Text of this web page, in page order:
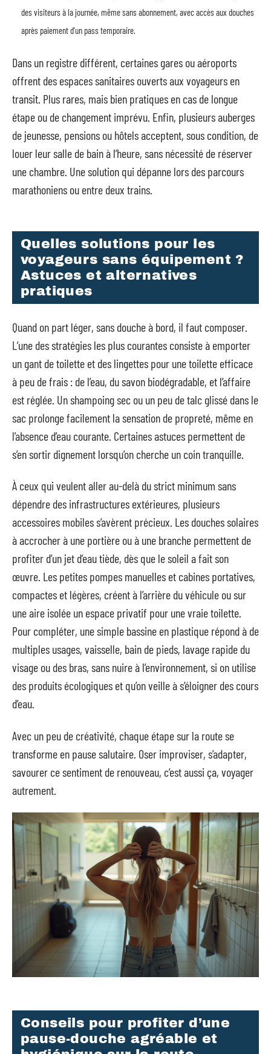
des visiteurs à la journée, même sans abonnement, avec accès aux douches
après paiement d’un pass temporaire.
Dans un registre différent, certaines gares ou aéroports
offrent des espaces sanitaires ouverts aux voyageurs en
transit. Plus rares, mais bien pratiques en cas de longue
étape ou de changement imprévu. Enfin, plusieurs auberges
de jeunesse, pensions ou hôtels acceptent, sous condition, de
louer leur salle de bain à l’heure, sans nécessité de réserver
une chambre. Une solution qui dépanne lors des parcours
marathoniens ou entre deux trains.
Quelles solutions pour les
voyageurs sans équipement ?
Astuces et alternatives
pratiques
Quand on part léger, sans douche à bord, il faut composer.
L’une des stratégies les plus courantes consiste à emporter
un gant de toilette et des lingettes pour une toilette efficace
à peu de frais : de l’eau, du savon biodégradable, et l’affaire
est réglée. Un shampoing sec ou un peu de talc glissé dans le
sac prolonge facilement la sensation de propreté, même en
l’absence d’eau courante. Certaines astuces permettent de
s’en sortir dignement lorsqu’on cherche un coin tranquille.
À ceux qui veulent aller au-delà du strict minimum sans
dépendre des infrastructures extérieures, plusieurs
accessoires mobiles s’avèrent précieux. Les douches solaires
à accrocher à une portière ou à une branche permettent de
profiter d’un jet d’eau tiède, dès que le soleil a fait son
œuvre. Les petites pompes manuelles et cabines portatives,
compactes et légères, créent à l’arrière du véhicule ou sur
une aire isolée un espace privatif pour une vraie toilette.
Pour compléter, une simple bassine en plastique répond à de
multiples usages, vaisselle, bain de pieds, lavage rapide du
visage ou des bras, sans nuire à l’environnement, si on utilise
des produits écologiques et qu’on veille à s’éloigner des cours
d’eau.
Avec un peu de créativité, chaque étape sur la route se
transforme en pause salutaire. Oser improviser, s’adapter,
savourer ce sentiment de renouveau, c’est aussi ça, voyager
autrement.
Conseils pour profiter d’une
pause-douche agréable et